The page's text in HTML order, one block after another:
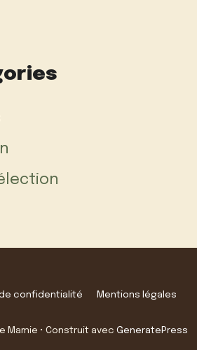
confidentialité Mentions légales
Mamie • Construit avec GeneratePress